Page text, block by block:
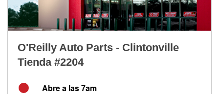
O'Reilly Auto Parts - Clintonville
Tienda #2204
Abre a las 7am